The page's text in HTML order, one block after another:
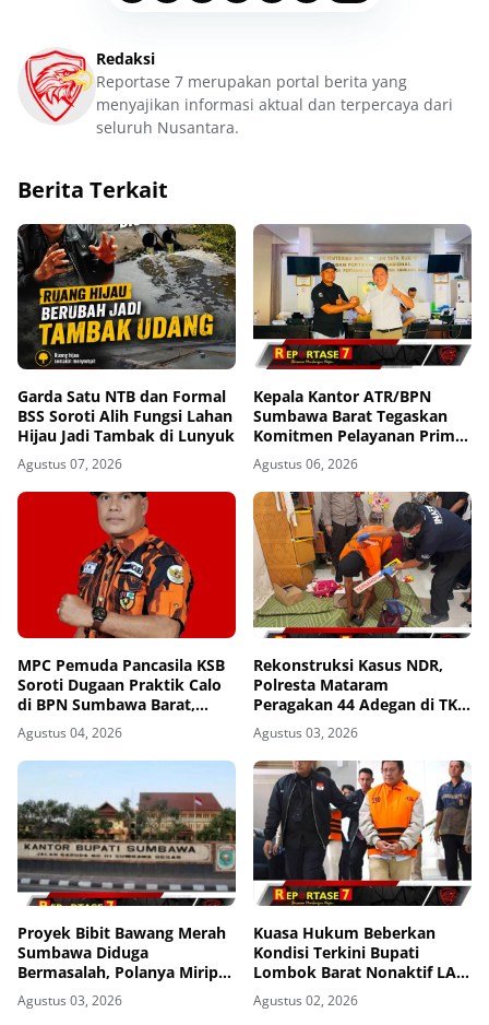
Redaksi
Reportase 7 merupakan portal berita yang
menyajikan informasi aktual dan terpercaya dari
seluruh Nusantara.
Berita Terkait
Garda Satu NTB dan Formal
BSS Soroti Alih Fungsi Lahan
Hijau Jadi Tambak di Lunyuk
Agustus 07, 2026
Kepala Kantor ATR/BPN
Sumbawa Barat Tegaskan
Komitmen Pelayanan Prima
dan Buka Pintu Pengaduan
Masyarakat
Agustus 06, 2026
MPC Pemuda Pancasila KSB
Soroti Dugaan Praktik Calo
di BPN Sumbawa Barat,
Desak Evaluasi Total dan
Turun Tangan Aparat
Penegak Hukum
Agustus 04, 2026
Rekonstruksi Kasus NDR,
Polresta Mataram
Peragakan 44 Adegan di TKP
Kos Gomong
Agustus 03, 2026
Proyek Bibit Bawang Merah
Sumbawa Diduga
Bermasalah, Polanya Mirip
Kasus Korupsi di Lobar
Agustus 03, 2026
Kuasa Hukum Beberkan
Kondisi Terkini Bupati
Lombok Barat Nonaktif LAZ
di Rutan KPK, Pasrah dan
Kooperatif
Agustus 02, 2026